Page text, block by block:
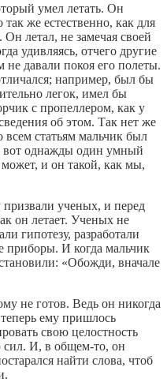
умел летать. Он
же естественно, как для
летал, не замечая своей
удивляясь, отчего другие
давали покоя его полеты.
например, был бы
легок, имел бы
с пропеллером, как у
об этом. Так нет же
статьям мальчик был
вот однажды один умный
может, и он такой, как мы,
ученых, и перед
он летает. Ученых не
гипотезу, разработали
приборы. И когда мальчик
«Обожди, вначале
не готов. Ведь он никогда
ему пришлось
свою целостность
сил. И, в общем-то, он
найти слова, чтоб